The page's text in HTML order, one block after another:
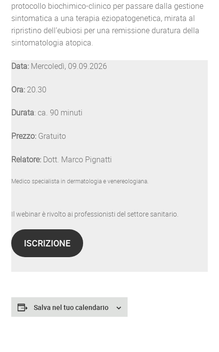
protocollo biochimico-clinico per passare dalla gestione
sintomatica a una terapia eziopatogenetica, mirata al
ripristino dell’eubiosi per una remissione duratura della
sintomatologia atopica.
Data:Mercoledì, 09.09.2026
Ora:20.30
Durata: ca. 90 minuti
Prezzo:Gratuito
Relatore:Dott. Marco Pignatti
Medico specialista in dermatologia e venereologiana.
Il webinar è rivolto ai professionisti del settore sanitario.
ISCRIZIONE
Salva nel tuo calendario